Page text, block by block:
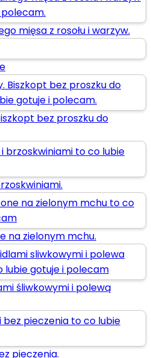
mięsa z rosołu i warzyw.
bez proszku do
na zielonym mchu.
śliwkowymi i polewą
pieczenia.